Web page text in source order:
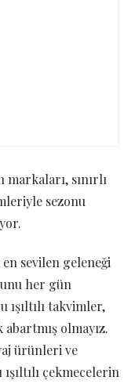
markaları, sınırlı
sezonu
sevilen geleneği
her gün
ışıltılı takvimler,
olmayız.
ürünleri ve
çekmecelerin